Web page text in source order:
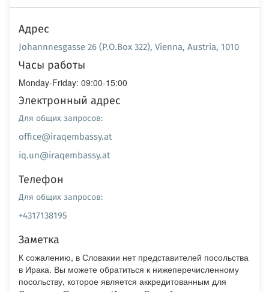
Адрес
Johannnesgasse 26 (P.O.Box 322), Vienna, Austria, 1010
Часы работы
Monday-Friday: 09:00-15:00
Электронный адрес
Для общих запросов:
office@iraqembassy.at
iq.un@iraqembassy.at
Телефон
Для общих запросов:
+4317138195
Заметка
К сожалению, в Словакии нет представителей посольства
в Ирака. Вы можете обратиться к нижеперечисленному
посольству, которое является аккредитованным для